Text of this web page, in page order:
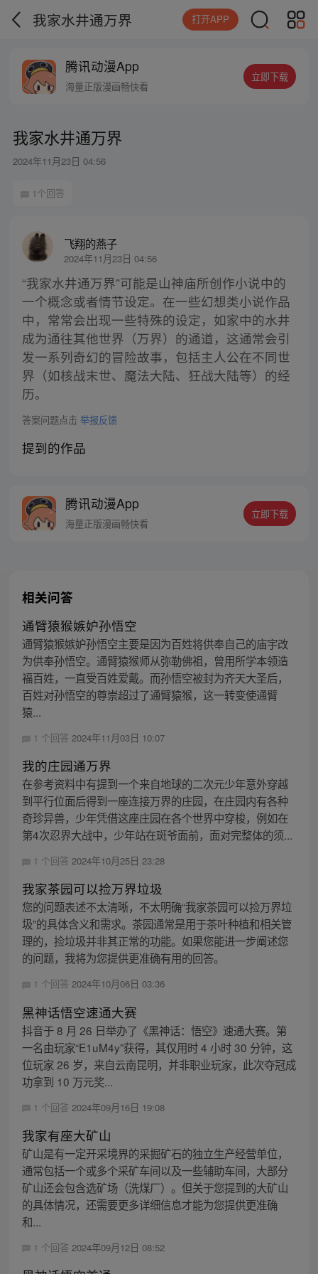
我家水井通万界 打开APP
腾讯动漫App
海量正版漫画畅快看
立即下载
我家水井通万界
2024年11月23日 04:56
1个回答
飞翔的燕子
2024年11月23日 04:56
“我家水井通万界”可能是山神庙所创作小说中的
一个概念或者情节设定。在一些幻想类小说作品
中，常常会出现一些特殊的设定，如家中的水井
成为通往其他世界（万界）的通道，这通常会引
发一系列奇幻的冒险故事，包括主人公在不同世
界（如核战末世、魔法大陆、狂战大陆等）的经
历。
答案问题点击 举报反馈
提到的作品
腾讯动漫App
海量正版漫画畅快看
立即下载
相关问答
通臂猿猴嫉妒孙悟空
通臂猿猴嫉妒孙悟空主要是因为百姓将供奉自己的庙宇改
为供奉孙悟空。通臂猿猴师从弥勒佛祖，曾用所学本领造
福百姓，一直受百姓爱戴。而孙悟空被封为齐天大圣后，
百姓对孙悟空的尊崇超过了通臂猿猴，这一转变使通臂
猿...
1 个回答 2024年11月03日 10:07
我的庄园通万界
在参考资料中有提到一个来自地球的二次元少年意外穿越
到平行位面后得到一座连接万界的庄园，在庄园内有各种
奇珍异兽，少年凭借这座庄园在各个世界中穿梭，例如在
第4次忍界大战中，少年站在斑爷面前，面对完整体的须...
1 个回答 2024年10月25日 23:28
我家茶园可以捡万界垃圾
您的问题表述不太清晰，不太明确“我家茶园可以捡万界垃
圾”的具体含义和需求。茶园通常是用于茶叶种植和相关管
理的，捡垃圾并非其正常的功能。如果您能进一步阐述您
的问题，我将为您提供更准确有用的回答。
1 个回答 2024年10月06日 03:36
黑神话悟空速通大赛
抖音于 8 月 26 日举办了《黑神话：悟空》速通大赛。第
一名由玩家“E1uM4y”获得，其仅用时 4 小时 30 分钟，这
位玩家 26 岁，来自云南昆明，并非职业玩家，此次夺冠成
功拿到 10 万元奖...
1 个回答 2024年09月16日 19:08
我家有座大矿山
矿山是有一定开采境界的采掘矿石的独立生产经营单位，
通常包括一个或多个采矿车间以及一些辅助车间，大部分
矿山还会包含选矿场（洗煤厂）。但关于您提到的大矿山
的具体情况，还需要更多详细信息才能为您提供更准确
和...
1 个回答 2024年09月12日 08:52